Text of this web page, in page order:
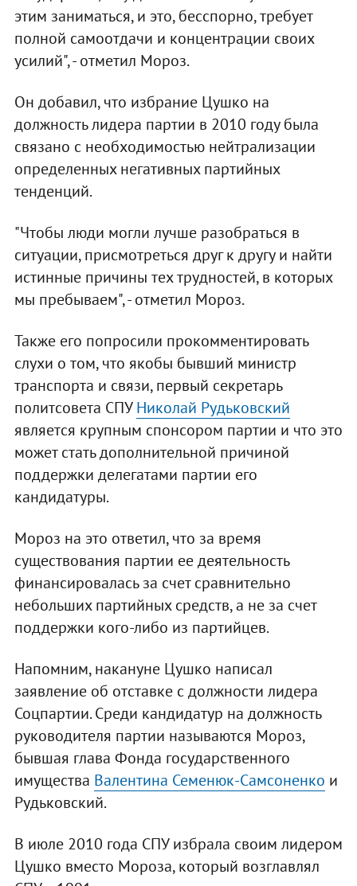
этим заниматься, и это, бесспорно, требует
полной самоотдачи и концентрации своих
усилий", - отметил Мороз.
Он добавил, что избрание Цушко на
должность лидера партии в 2010 году была
связано с необходимостью нейтрализации
определенных негативных партийных
тенденций.
"Чтобы люди могли лучше разобраться в
ситуации, присмотреться друг к другу и найти
истинные причины тех трудностей, в которых
мы пребываем", - отметил Мороз.
Также его попросили прокомментировать
слухи о том, что якобы бывший министр
транспорта и связи, первый секретарь
политсовета СПУНиколай Рудьковский
является крупным спонсором партии и что это
может стать дополнительной причиной
поддержки делегатами партии его
кандидатуры.
Мороз на это ответил, что за время
существования партии ее деятельность
финансировалась за счет сравнительно
небольших партийных средств, а не за счет
поддержки кого-либо из партийцев.
Напомним, накануне Цушко написал
заявление об отставке с должности лидера
Соцпартии. Среди кандидатур на должность
руководителя партии называются Мороз,
бывшая глава Фонда государственного
имущества Валентина Семенюк-Самсоненко и
Рудьковский.
В июле 2010 года СПУ избрала своим лидером
Цушко вместо Мороза, который возглавлял